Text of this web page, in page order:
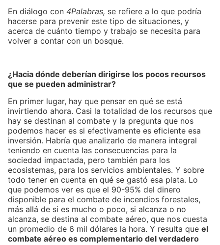
En diálogo con 4Palabras, se refiere a lo que podría
hacerse para prevenir este tipo de situaciones, y
acerca de cuánto tiempo y trabajo se necesita para
volver a contar con un bosque.
¿Hacia dónde deberían dirigirse los pocos recursos
que se pueden administrar?
En primer lugar, hay que pensar en qué se está
invirtiendo ahora. Casi la totalidad de los recursos que
hay se destinan al combate y la pregunta que nos
podemos hacer es si efectivamente es eficiente esa
inversión. Habría que analizarlo de manera integral
teniendo en cuenta las consecuencias para la
sociedad impactada, pero también para los
ecosistemas, para los servicios ambientales. Y sobre
todo tener en cuenta en qué se gastó esa plata. Lo
que podemos ver es que el 90-95% del dinero
disponible para el combate de incendios forestales,
más allá de si es mucho o poco, si alcanza o no
alcanza, se destina al combate aéreo, que nos cuesta
un promedio de 6 mil dólares la hora. Y resulta que el
combate aéreo es complementario del verdadero